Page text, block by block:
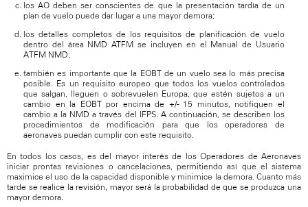
los AO deben ser conscientes de que la presentación tardía de un
plan de vuelo puede dar lugar a una mayor demora;
los detalles completos de los requisitos de planificación de vuelo
dentro del área NMD ATFM se incluyen en el Manual de Usuario
ATFM NMD;
también es importante que la EOBT de un vuelo sea lo más precisa
posible. Es un requisito europeo que todos los vuelos controlados
que salgan, lleguen o sobrevuelen Europa, que estén sujetos a un
cambio en la EOBT por encima de +/- 15 minutos, notifiquen el
cambio a la NMD a través del IFPS. A continuación, se describen los
procedimientos de modificación para que los operadores de
aeronaves puedan cumplir con este requisito.
En todos los casos, es del mayor interés de los Operadores de Aeronaves
iniciar prontas revisiones o cancelaciones, permitiendo así que el sistema
maximice el uso de la capacidad disponible y minimice la demora. Cuanto más
tarde se realice la revisión, mayor será la probabilidad de que se produzca una
mayor demora.